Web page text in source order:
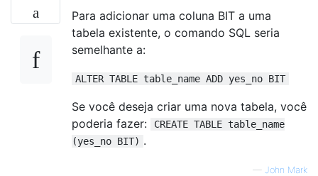
Para adicionar uma coluna BIT a uma
tabela existente, o comando SQL seria
semelhante a:
ALTER TABLE table_name ADD yes_no BIT
Se você deseja criar uma nova tabela, você
poderia fazer:
CREATE TABLE table_name
(yes_no BIT) .
— John Mark